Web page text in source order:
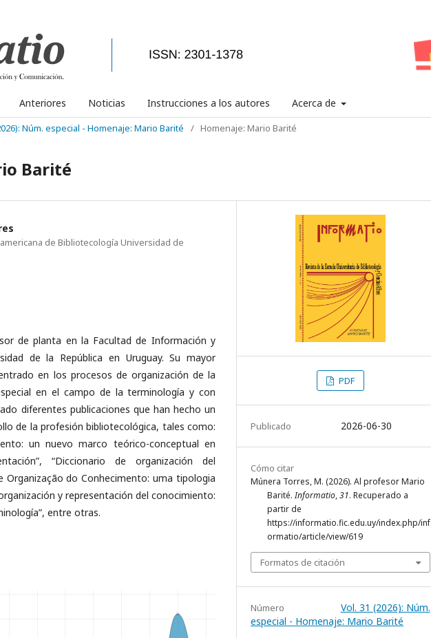
Anteriores Noticias Instrucciones a los autores Acerca de
Núm. especial - Homenaje: Mario Barité / Homenaje: Mario Barité
Barité
de Bibliotecología Universidad de
de planta en la Facultad de Información y
de la República en Uruguay. Su mayor
en los procesos de organización de la
en el campo de la terminología y con
diferentes publicaciones que han hecho un
de la profesión bibliotecológica, tales como:
un nuevo marco teórico-conceptual en
“Diccionario de organización del
Organização do Conhecimento: uma tipologia
y representación del conocimiento:
entre otras.
PDF
Publicado 2026-06-30
Cómo citar
Múnera Torres, M. (2026). Al profesor Mario
Barité.Informatio,31. Recuperado a
partir de
https://informatio.fic.edu.uy/index.php/inf
ormatio/article/view/619
Formatos de citación
Número
Vol. 31 (2026): Núm.
especial - Homenaje: Mario Barité